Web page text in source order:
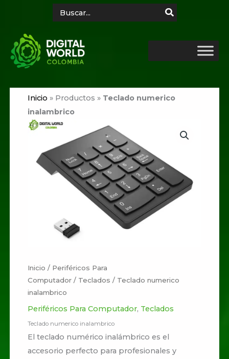
contenido
for:
Inicio » Productos » Teclado numerico
inalambrico
Inicio / Periféricos Para
Computador / Teclados / Teclado numerico
inalambrico
Periféricos Para Computador, Teclados
Teclado numerico inalambrico
El teclado numérico inalámbrico es el
accesorio perfecto para profesionales y